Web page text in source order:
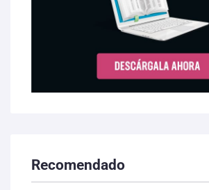
Recomendado